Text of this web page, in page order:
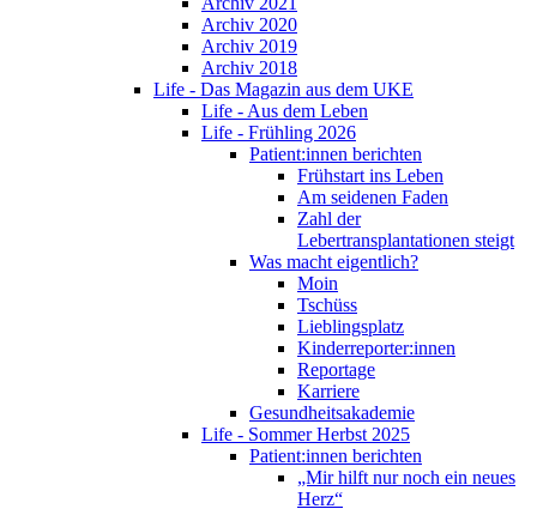
Archiv 2020
Archiv 2019
Archiv 2018
Life - Das Magazin aus dem UKE
Life - Aus dem Leben
Life - Frühling 2026
Patient:innen berichten
Frühstart ins Leben
Am seidenen Faden
Zahl der
Lebertransplantationen steigt
Was macht eigentlich?
Moin
Tschüss
Lieblingsplatz
Kinderreporter:innen
Reportage
Karriere
Gesundheitsakademie
Life - Sommer Herbst 2025
Patient:innen berichten
„Mir hilft nur noch ein neues
Herz“